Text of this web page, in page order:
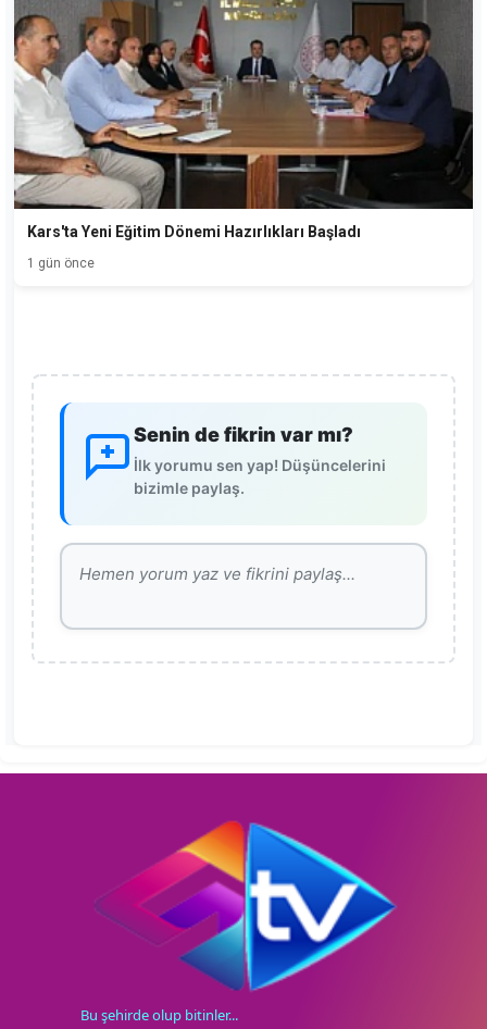
Kars'ta Yeni Eğitim Dönemi Hazırlıkları Başladı
1 gün önce
Senin de fikrin var mı?
İlk yorumu sen yap! Düşüncelerini
bizimle paylaş.
Bu şehirde olup bitinler...